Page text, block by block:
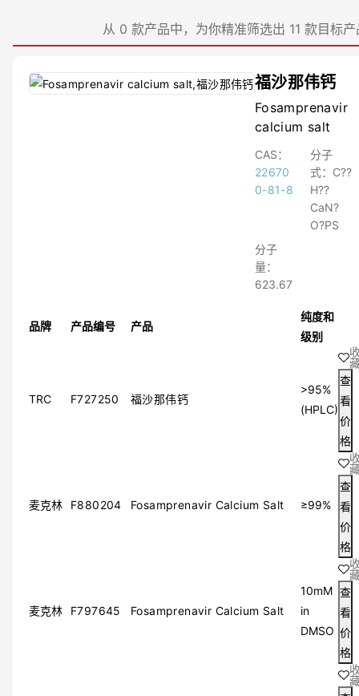
≤95%
≤96.75%
≤97.5%
98%
≥95%
≥99%
从 0 款产品中，为你精准筛选出 11 款目标产
福沙那伟钙
Fosamprenavir
calcium salt
CAS：
22670
0-81-8
分子
式： C??
H??
CaN?
O?PS
分子
量：
623.67
品牌 产品编号 产品
纯度和
级别
TRC F727250 福沙那伟钙
>95%
(HPLC)
查
看
价
格
麦克林 F880204 Fosamprenavir Calcium Salt ≥99%
查
看
价
格
麦克林 F797645 Fosamprenavir Calcium Salt
10mM
in
DMSO
查
看
价
格